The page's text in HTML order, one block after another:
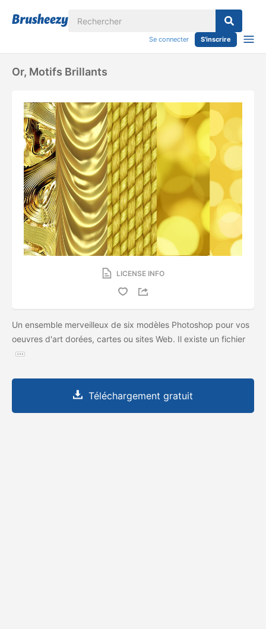
Se connecter S'inscrire
Or, Motifs Brillants
LICENSE INFO
Un ensemble merveilleux de six modèles Photoshop pour vos
oeuvres d'art dorées, cartes ou sites Web. Il existe un fichier
Téléchargement gratuit